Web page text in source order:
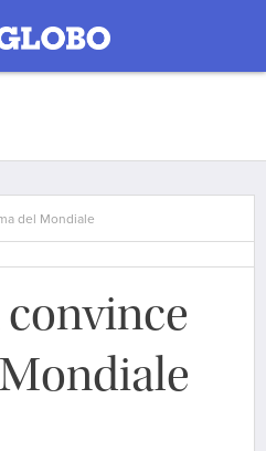
del Mondiale
convince